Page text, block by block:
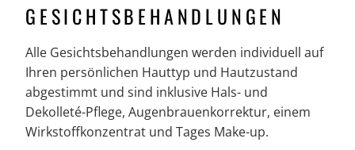
GESICHTSBEHANDLUNGEN
Alle Gesichtsbehandlungen werden individuell auf
Ihren persönlichen Hauttyp und Hautzustand
abgestimmt und sind inklusive Hals- und
Dekolleté-Pflege, Augenbrauenkorrektur, einem
Wirkstoffkonzentrat und Tages Make-up.